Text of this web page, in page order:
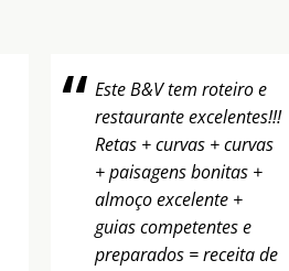
Este B&V tem roteiro e
restaurante excelentes!!!
Retas + curvas + curvas
+ paisagens bonitas +
almoço excelente +
guias competentes e
preparados = receita de